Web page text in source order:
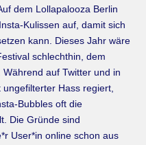
dem Lollapalooza Berlin
Kulissen auf, damit sich
kann. Dieses Jahr wäre
schlechthin, dem
auf Twitter und in
Hass regiert,
Bubbles oft die
Die Grün­de sind
User*in online schon aus